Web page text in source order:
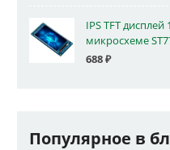
IPS TFT дисплей
микросхеме
688₽
Популярное в